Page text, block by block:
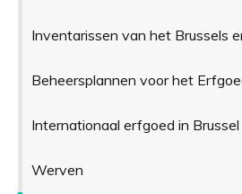
Inventarissen van het Brussels
Beheersplannen voor het
Internationaal erfgoed in Brussel
Werven